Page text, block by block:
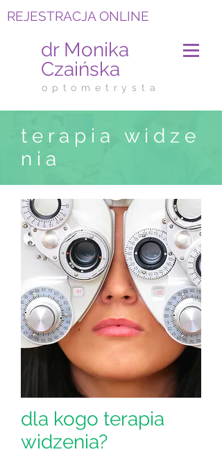
REJESTRACJA ONLINE
dr Monika
Czaińska
o p t o m e t r y s t a
t e r a p i a w i d z e
n i a
dla kogo terapia
widzenia?